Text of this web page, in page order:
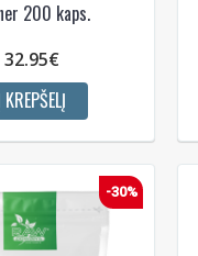
200 kaps.
32.95€
KREPŠELĮ
-30%